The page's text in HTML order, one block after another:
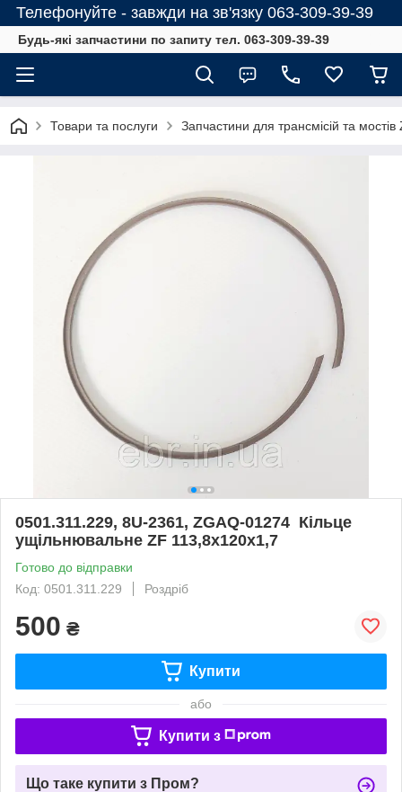
Телефонуйте - завжди на зв'язку 063-309-39-39
Будь-які запчастини по запиту тел. 063-309-39-39
Товари та послуги Запчастини для трансмісій та мостів
0501.311.229, 8U-2361, ZGAQ-01274 Кільце
ущільнювальне ZF 113,8х120х1,7
Готово до відправки
Код: 0501.311.229
Роздріб
500 ₴
Купити
або
Купити з
Що таке купити з Пром?